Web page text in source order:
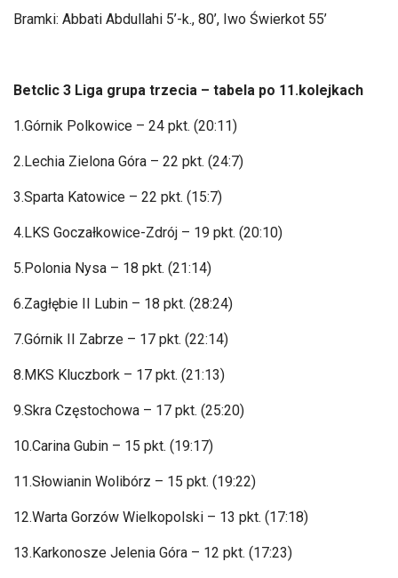
Bramki: Abbati Abdullahi 5’-k., 80’, Iwo Świerkot 55’
Betclic 3 Liga grupa trzecia – tabela po 11.kolejkach
1.Górnik Polkowice – 24 pkt. (20:11)
2.Lechia Zielona Góra – 22 pkt. (24:7)
3.Sparta Katowice – 22 pkt. (15:7)
4.LKS Goczałkowice-Zdrój – 19 pkt. (20:10)
5.Polonia Nysa – 18 pkt. (21:14)
6.Zagłębie II Lubin – 18 pkt. (28:24)
7.Górnik II Zabrze – 17 pkt. (22:14)
8.MKS Kluczbork – 17 pkt. (21:13)
9.Skra Częstochowa – 17 pkt. (25:20)
10.Carina Gubin – 15 pkt. (19:17)
11.Słowianin Wolibórz – 15 pkt. (19:22)
12.Warta Gorzów Wielkopolski – 13 pkt. (17:18)
13.Karkonosze Jelenia Góra – 12 pkt. (17:23)